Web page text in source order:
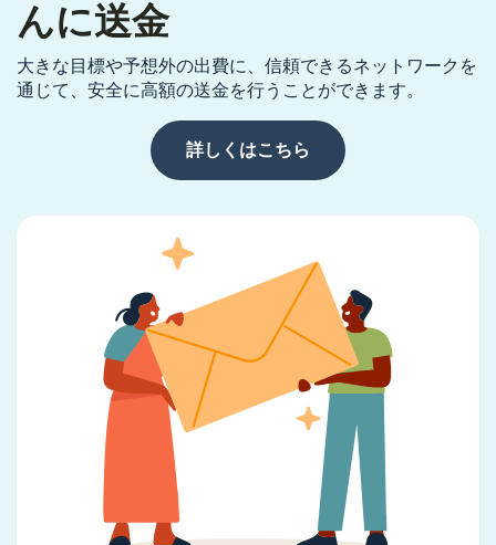
んに送金
大きな目標や予想外の出費に、信頼できるネットワークを
通じて、安全に高額の送金を行うことができます。
詳しくはこちら